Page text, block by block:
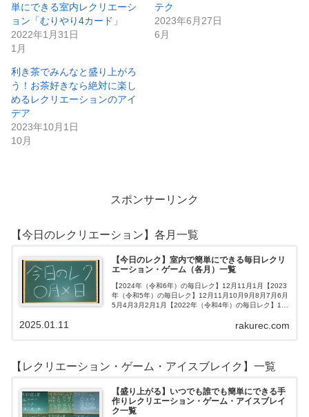
単にできる室内レクリエーシ
ョン「むりやり4カード」
2022年1月31日
1月
テク
2023年6月27日
6月
利き茶でみんなと盛り上がろ
う！お茶好きなら絶対に楽し
めるレクリエーションのアイ
デア
2023年10月1日
10月
スポンサーリンク
【今日のレクリエーション】各月一覧
【今日のレク】室内で簡単にできる毎日レクリ
エーション・ゲーム（各月）一覧
【2024年（令和6年）の毎日レク】12月11月1月【2023
年（令和5年）の毎日レク】12月11月10月9月8月7月6月
5月4月3月2月1月【2022年（令和4年）の毎日レク】12
rakurec.com
2025.01.11
【レクリエーション・ゲーム・アイスブレイク】一覧
【盛り上がる】いつでも誰でも簡単にできる手
作りレクリエーション・ゲーム・アイスブレイ
ク一覧